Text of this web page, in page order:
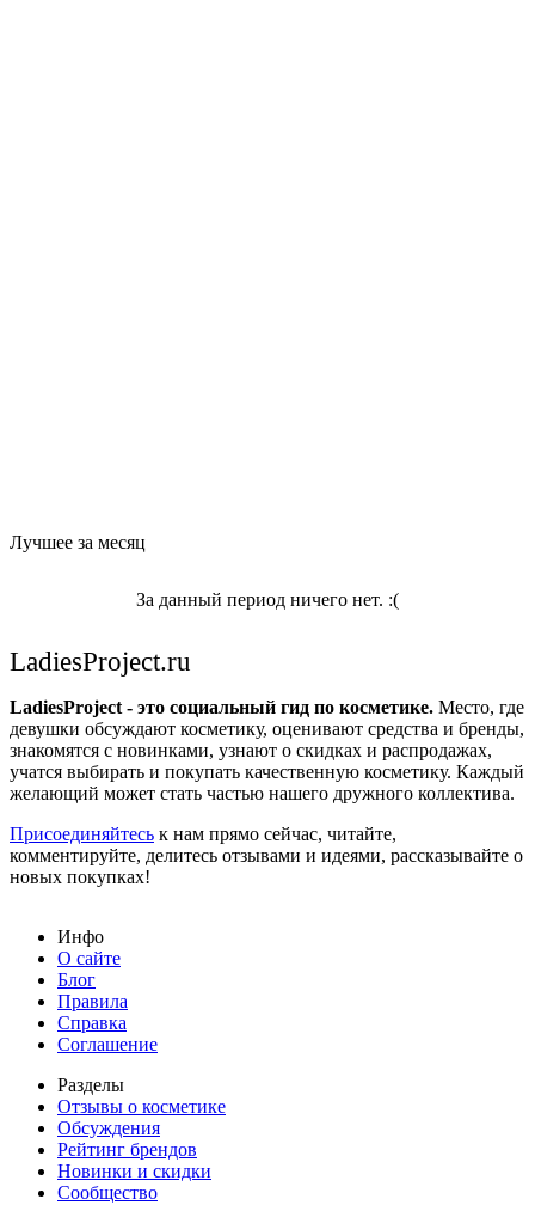
Лучшее за месяц
За данный период ничего нет. :(
LadiesProject.ru
LadiesProject - это социальный гид по косметике. Место, где
девушки обсуждают косметику, оценивают средства и бренды,
знакомятся с новинками, узнают о скидках и распродажах,
учатся выбирать и покупать качественную косметику. Каждый
желающий может стать частью нашего дружного коллектива.
Присоединяйтесь к нам прямо сейчас, читайте,
комментируйте, делитесь отзывами и идеями, рассказывайте о
новых покупках!
Инфо
О сайте
Блог
Правила
Справка
Соглашение
Разделы
Отзывы о косметике
Обсуждения
Рейтинг брендов
Новинки и скидки
Сообщество